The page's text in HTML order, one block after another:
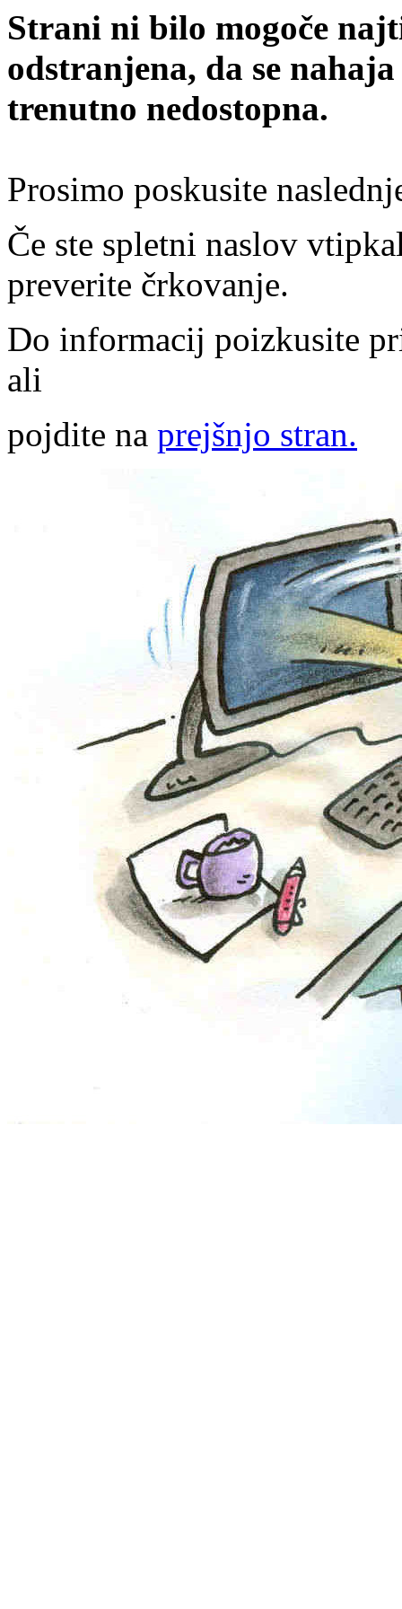
Strani ni bilo mogoče
odstranjena, da se
trenutno nedostopna.
Prosimo poskusite
Če ste spletni naslov
preverite črkovanje.
Do informacij poizkusite
ali
pojdite na prejšnjo stran.